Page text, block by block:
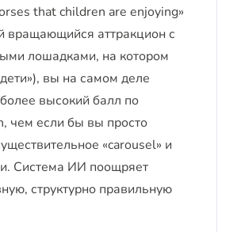
that children are enjoying»
вращающийся аттракцион с
лошадками, на котором
вы на самом деле
высокий балл по
чем если бы вы просто
«carousel» и
Система ИИ поощряет
структурно правильную